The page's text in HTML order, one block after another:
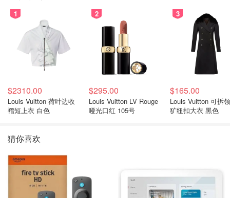
1
$2310.00
Louis Vuitton 荷叶边收
褶短上衣 白色
2
$295.00
Louis Vuitton LV Rouge
哑光口红 105号
3
$165.00
Louis Vuitton 可拆
犷纽扣大衣 黑色
猜你喜欢